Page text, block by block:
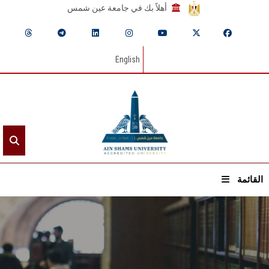
أهلاً بك في جامعة عين شمس
English
القائمة
الرئيسيـة
عن الجامعة